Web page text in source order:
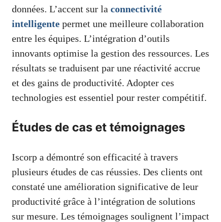
données. L’accent sur la connectivité
intelligente permet une meilleure collaboration
entre les équipes. L’intégration d’outils
innovants optimise la gestion des ressources. Les
résultats se traduisent par une réactivité accrue
et des gains de productivité. Adopter ces
technologies est essentiel pour rester compétitif.
Études de cas et témoignages
Iscorp a démontré son efficacité à travers
plusieurs études de cas réussies. Des clients ont
constaté une amélioration significative de leur
productivité grâce à l’intégration de solutions
sur mesure. Les témoignages soulignent l’impact